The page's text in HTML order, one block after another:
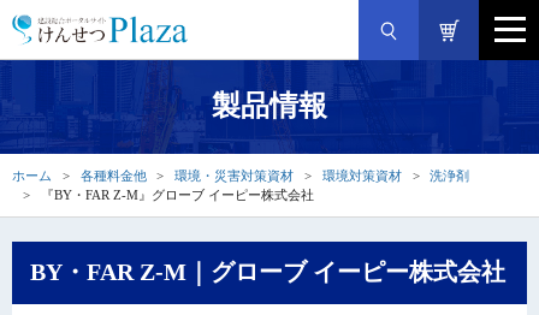
製品情報
ホーム 各種料金他 環境・災害対策資材 環境対策資材
洗浄剤
『BY・FAR Z-M』グローブ イーピー株式会社
BY・FAR Z-M｜グローブ イーピー株式会社